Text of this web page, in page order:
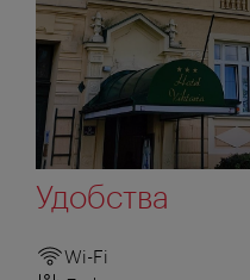
Удобства
Wi-Fi